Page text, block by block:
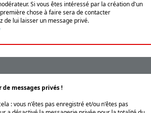
Si vous êtes intéressé par la création d'un
chose à faire sera de contacter
de lui laisser un message privé.
de messages privés !
: vous n'êtes pas enregistré et/ou n'êtes pas